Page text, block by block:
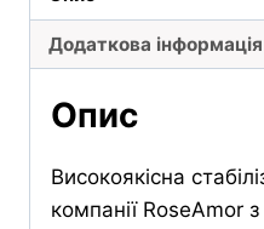
Додаткова інформація
Опис
Високоякісна
компанії RoseAmor